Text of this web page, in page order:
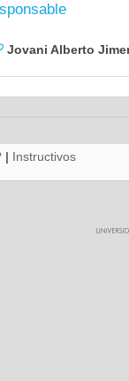
Jovani Alberto
| Instructivos